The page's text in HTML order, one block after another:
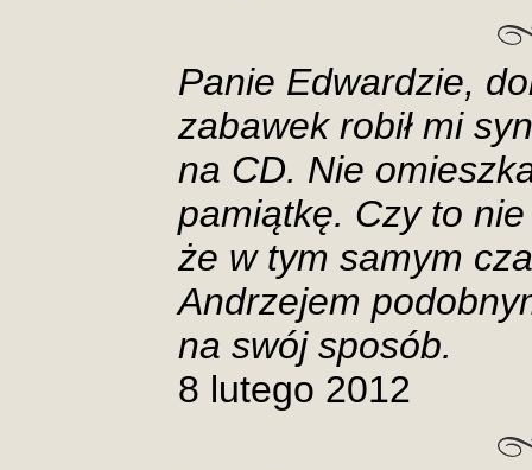
Panie Edwardzie,
zabawek robił mi
na CD. Nie
pamiątkę. Czy to
że w tym samym
Andrzejem
na swój sposób.
8 lutego 2012